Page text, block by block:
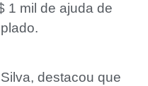
1 mil de ajuda de
destacou que